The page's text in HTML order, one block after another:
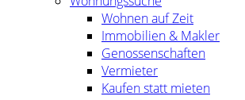
Wohnen auf Zeit
Immobilien & Makler
Genossenschaften
Vermieter
Kaufen statt mieten